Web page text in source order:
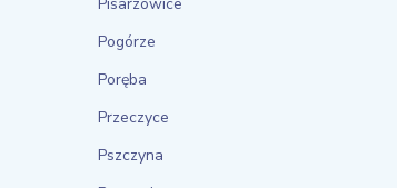
Pogórze
Poręba
Przeczyce
Pszczyna